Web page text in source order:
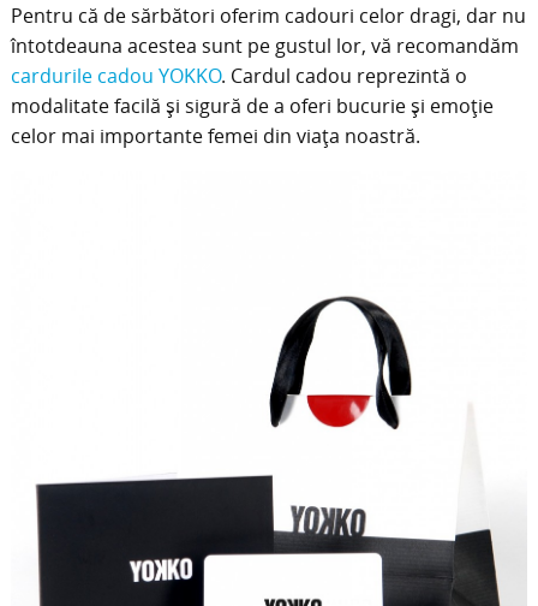
Pentru că de sărbători oferim cadouri celor dragi, dar nu
întotdeauna acestea sunt pe gustul lor, vă recomandăm
cardurile cadou YOKKO. Cardul cadou reprezintă o
modalitate facilă și sigură de a oferi bucurie și emoție
celor mai importante femei din viața noastră.